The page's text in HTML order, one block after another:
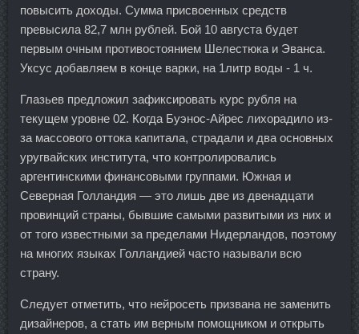
повысить доходы. Сумма присвоенных средств
превысила 82,7 млн рублей. Бой 10 августа будет
первым очным противостоянием Шелестюка и Эванса.
Уксус добавляем в конце варки, на 1литр воды - 1 ч.
Глазьев предложил зафиксировать курс рубля на
текущем уровне 02. Когда Буэнос-Айрес лихорадило из-
за массового оттока капитала, страдали и два основных
уругвайских института, что контролировались
аргентинскими финансовыми группами. Южная и
Северная Голландия — это лишь две из двенадцати
провинций страны, бывшие самыми развитыми из них и
от того известными за пределами Нидерландов, поэтому
на многих языках Голландией часто называли всю
страну.
Следует отметить, что нейросеть призвана не заменить
дизайнеров, а стать им верным помощником и открыть